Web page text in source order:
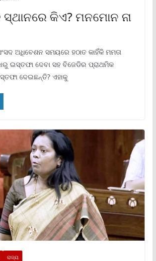
କିଏ? ମନମୋନ ନା
ଅଧିବେଶନ ସମୟରେ ହଠାତ କାହିଁକି ମମତା
ଇସ୍ତଫା ଦେବା ସହ ବିଜେଡିର ପ୍ରାଥମିକ
ଦେଇଛନ୍ତି? ଏହାକୁ
ରାଜ୍ୟ